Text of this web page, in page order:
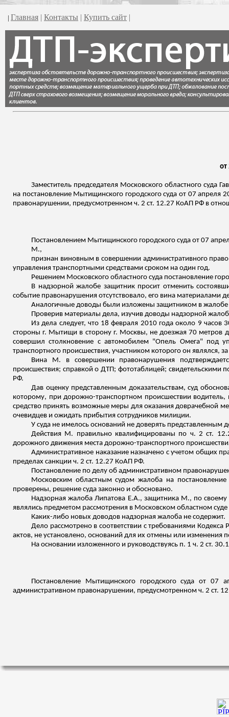
| Главная | Контакты | Купить сайт |
от
Заместитель председателя Московского областного суда
на постановление Мытищинского городского суда от 07 апреля
правонарушении, предусмотренном ч. 2 ст. 12.27 КоАП РФ в
Постановлением Мытищинского городского суда от 07
М.,
признан виновным в совершении административного
управления транспортными средствами сроком на один год.
Решением Московского областного суда постановление
В надзорной жалобе защитник просит отменить
событие правонарушения отсутствовало, его вина материалами
Аналогичные доводы были изложены защитником в жалобе
Проверив материалы дела, изучив доводы надзорной
Из дела следует, что 18 февраля 2010 года около 9
стороны г. Мытищи в сторону г. Москвы, не доезжая 70 метров
совершил столкновение с автомобилем "Опель Омега" под
транспортного происшествия, участником которого он являлся,
Вина М. в совершении правонарушения
происшествия; справкой о ДТП; фототаблицей; свидетельскими
РФ.
Дав оценку представленным доказательствам, суд
которому, при дорожно-транспортном происшествии водитель,
средство принять возможные меры для оказания доврачебной
очевидцев и ожидать прибытия сотрудников милиции.
У суда не имелось оснований не доверять представленным
Действия М. правильно квалифицированы по ч. 2 ст.
дорожного движения места дорожно-транспортного
Административное наказание назначено с учетом общих
пределах санкции ч. 2 ст. 12.27 КоАП РФ.
Постановление по делу об административном
Московским областным судом жалоба на
проверены, решение суда законно и обосновано.
Надзорная жалоба Липатова Е.А., защитника М., по
являлись предметом рассмотрения в Московском областном
Каких-либо новых доводов надзорная жалоба не содержит.
Дело рассмотрено в соответствии с требованиями
актов, не установлено, оснований для их отмены или изменения
На основании изложенного и руководствуясь п. 1 ч. 2 ст.
Постановление Мытищинскогогородского суда от 07
административном правонарушении, предусмотренном ч. 2 ст.